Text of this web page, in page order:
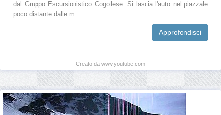
dal Gruppo Escursionistico Cogollese. Si lascia l'auto nel piazzale
poco distante dalle m...
Approfondisci
Creato da www.youtube.com